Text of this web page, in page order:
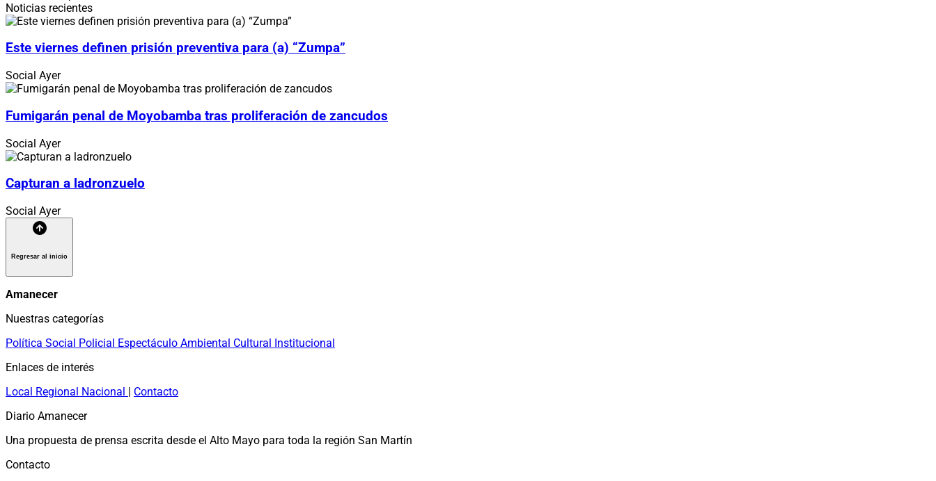
Noticias recientes
Este viernes definen prisión preventiva para (a) “Zumpa”
Social Ayer
Fumigarán penal de Moyobamba tras proliferación de zancudos
Social Ayer
Capturan a ladronzuelo
Social Ayer
Regresar al inicio
Amanecer
Nuestras categorías
Política Social Policial Espectáculo Ambiental Cultural Institucional
Enlaces de interés
Local Regional Nacional | Contacto
Diario Amanecer
Una propuesta de prensa escrita desde el Alto Mayo para toda la región San Martín
Contacto